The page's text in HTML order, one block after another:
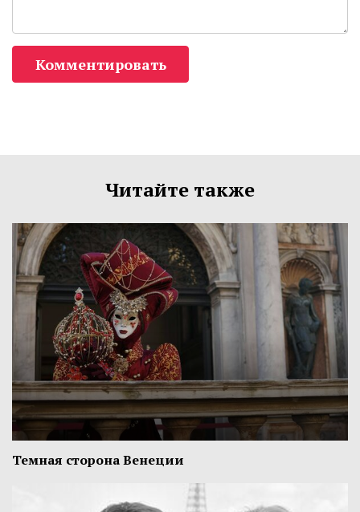
Комментировать
Читайте также
Темная сторона Венеции